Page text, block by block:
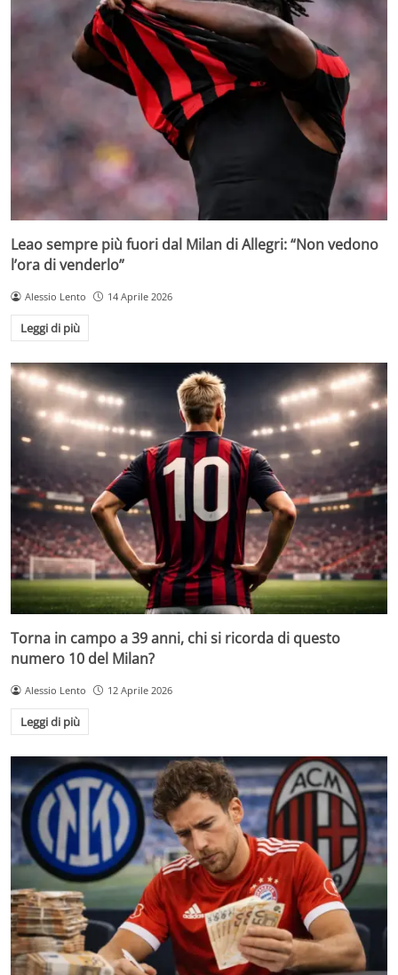
Leao sempre più fuori dal Milan di Allegri: “Non vedono
l’ora di venderlo”
Alessio Lento 14 Aprile 2026
Leggi di più
Torna in campo a 39 anni, chi si ricorda di questo
numero 10 del Milan?
Alessio Lento 12 Aprile 2026
Leggi di più